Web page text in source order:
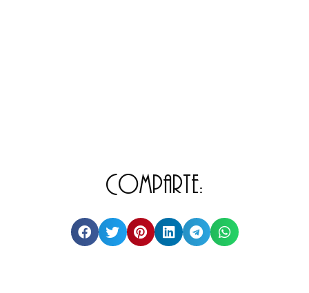
Comparte: